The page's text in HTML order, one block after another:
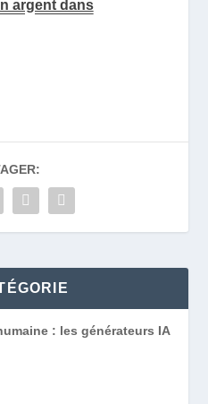
argent dans
: les générateurs IA